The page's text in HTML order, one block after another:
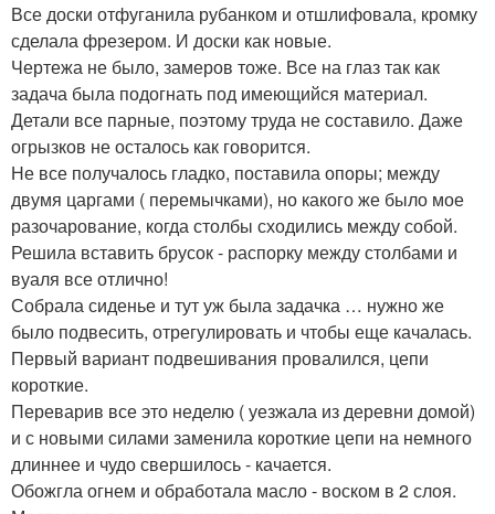
Все доски отфуганила рубанком и отшлифовала, кромку
сделала фрезером. И доски как новые.
Чертежа не было, замеров тоже. Все на глаз так как
задача была подогнать под имеющийся материал.
Детали все парные, поэтому труда не составило. Даже
огрызков не осталось как говорится.
Не все получалось гладко, поставила опоры; между
двумя царгами ( перемычками), но какого же было мое
разочарование, когда столбы сходились между собой.
Решила вставить брусок - распорку между столбами и
вуаля все отлично!
Собрала сиденье и тут уж была задачка … нужно же
было подвесить, отрегулировать и чтобы еще качалась.
Первый вариант подвешивания провалился, цепи
короткие.
Переварив все это неделю ( уезжала из деревни домой)
и с новыми силами заменила короткие цепи на немного
длиннее и чудо свершилось - качается.
Обожгла огнем и обработала масло - воском в 2 слоя.